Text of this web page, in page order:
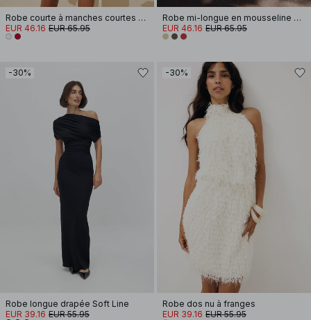
Robe courte à manches courtes et taille nouée
EUR 46.16 EUR 65.95
Robe mi-longue en mousseline à bretelles
EUR 46.16 EUR 65.95
-30%
Robe longue drapée Soft Line
EUR 39.16 EUR 55.95
-30%
Robe dos nu à franges
EUR 39.16 EUR 55.95